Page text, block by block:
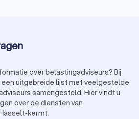
over belastingadviseurs? Bij
uitgebreide lijst met veelgestelde
samengesteld. Hier vindt u
over de diensten van
kermt.